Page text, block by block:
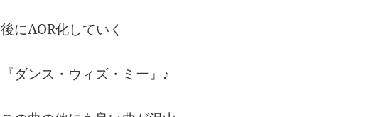
後にAOR化していく
『ダンス・ウィズ・ミー』♪